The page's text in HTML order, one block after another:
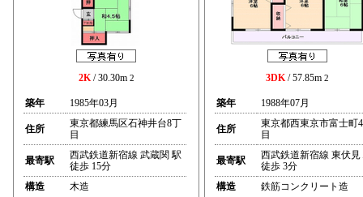
2K/ 30.30m 2
築年 1985年03月
住所
東京都練馬区石神井台8丁
目
最寄駅
西武鉄道新宿線 武蔵関 駅
徒歩 15分
構造
木造
3DK/ 57.85m 2
築年 1988年07月
住所
東京都西東京市富士町
目
最寄駅
西武鉄道新宿線 東伏見
徒歩 3分
構造
鉄筋コンクリート造